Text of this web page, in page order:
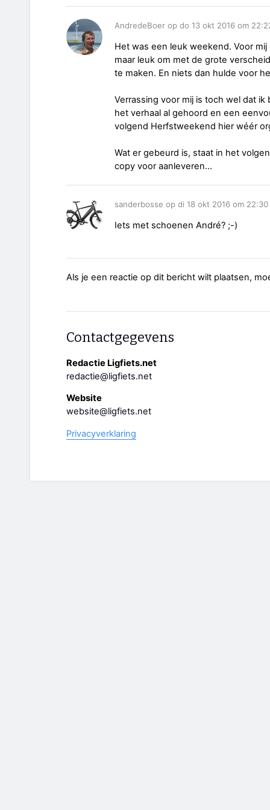
AndredeBoer op do 13 okt 2016 om
Het was een leuk weekend. Voor
maar leuk om met de grote
te maken. En niets dan hulde voor
Verrassing voor mij is toch wel dat
het verhaal al gehoord en een
volgend Herfstweekend hier wéér
Wat er gebeurd is, staat in het
copy voor aanleveren...
sanderbosse op di 18 okt 2016 om 22:30
Iets met schoenen André? ;-)
Als je een reactie op dit bericht wilt plaatsen,
Contactgegevens
Redactie Ligfiets.net
redactie@ligfiets.net
Website
website@ligfiets.net
Privacyverklaring